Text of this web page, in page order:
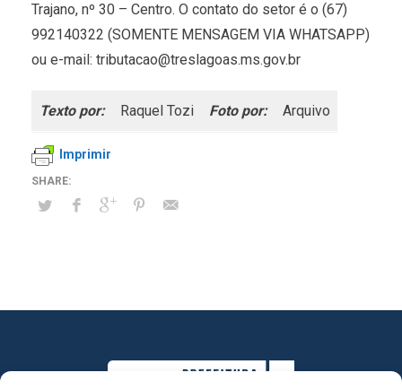
Trajano, nº 30 – Centro. O contato do setor é o (67)
992140322 (SOMENTE MENSAGEM VIA WHATSAPP)
ou e-mail: tributacao@treslagoas.ms.gov.br
Texto por: Raquel Tozi Foto por: Arquivo
Imprimir